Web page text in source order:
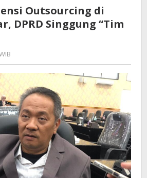
Outsourcing
di
Pemkot
Kota"
Outsourcing di
DPRD Singgung “Tim
Andika
DP